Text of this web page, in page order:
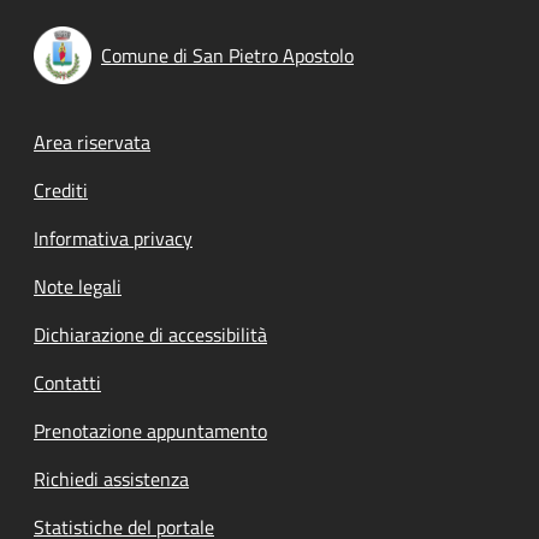
Comune di San Pietro Apostolo
Footer menu
Area riservata
Crediti
Informativa privacy
Note legali
Dichiarazione di accessibilità
Contatti
Prenotazione appuntamento
Richiedi assistenza
Statistiche del portale